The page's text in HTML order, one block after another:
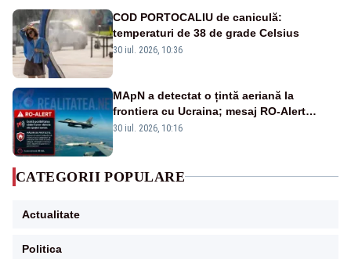
COD PORTOCALIU de caniculă:
temperaturi de 38 de grade Celsius
30 iul. 2026, 10:36
MApN a detectat o țintă aeriană la
frontiera cu Ucraina; mesaj RO-Alert
transmis în județul Tulcea
30 iul. 2026, 10:16
CATEGORII POPULARE
Actualitate
Politica